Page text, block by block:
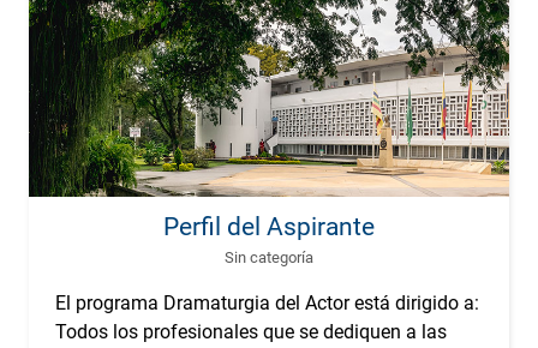
Perfil del Aspirante
Sin categoría
El programa Dramaturgia del Actor está dirigido a:
Todos los profesionales que se dediquen a las